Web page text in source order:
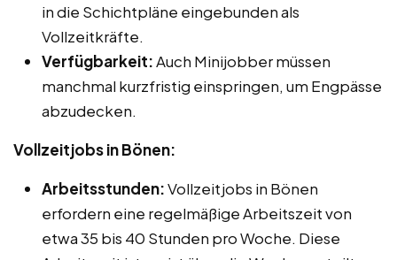
in die Schichtpläne eingebunden als
Vollzeitkräfte.
Verfügbarkeit:Auch Minijobber müssen
manchmal kurzfristig einspringen, um Engpässe
abzudecken.
Vollzeitjobs in Bönen:
Arbeitsstunden:Vollzeitjobs in Bönen
erfordern eine regelmäßige Arbeitszeit von
etwa 35 bis 40 Stunden pro Woche. Diese